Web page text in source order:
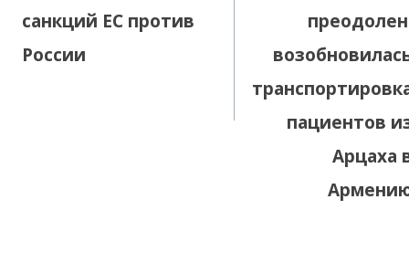
санкций ЕС против
России
пациентов
Арцаха